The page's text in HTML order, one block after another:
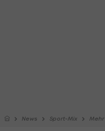
News Sport-Mix